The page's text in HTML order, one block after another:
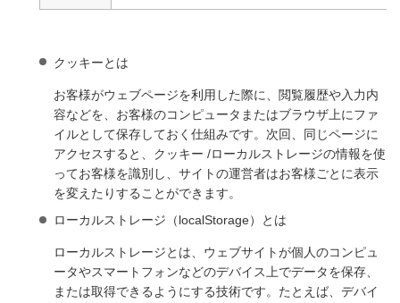
クッキーとは
お客様がウェブページを利用した際に、閲覧履歴や入力内
容などを、お客様のコンピュータまたはブラウザ上にファ
イルとして保存しておく仕組みです。次回、同じページに
アクセスすると、クッキー /ローカルストレージの情報を使
ってお客様を識別し、サイトの運営者はお客様ごとに表示
を変えたりすることができます。
ローカルストレージ（localStorage）とは
ローカルストレージとは、ウェブサイトが個人のコンピュ
ータやスマートフォンなどのデバイス上でデータを保存、
または取得できるようにする技術です。たとえば、デバイ